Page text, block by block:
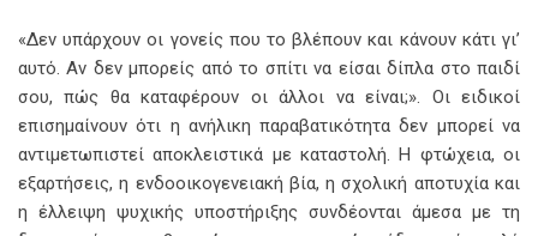
«Δεν υπάρχουν οι γονείς που το βλέπουν και κάνουν κάτι γι’
αυτό. Αν δεν μπορείς από το σπίτι να είσαι δίπλα στο παιδί
σου, πώς θα καταφέρουν οι άλλοι να είναι;». Οι ειδικοί
επισημαίνουν ότι η ανήλικη παραβατικότητα δεν μπορεί να
αντιμετωπιστεί αποκλειστικά με καταστολή. Η φτώχεια, οι
εξαρτήσεις, η ενδοοικογενειακή βία, η σχολική αποτυχία και
η έλλειψη ψυχικής υποστήριξης συνδέονται άμεσα με τη